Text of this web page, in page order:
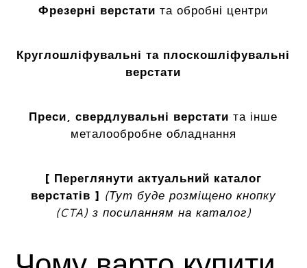
Фрезерні верстати та обробні центри
Круглошліфувальні та плоскошліфувальні
верстати
Преси, свердлувальні верстати та інше
металообробне обладнання
[ Переглянути актуальний каталог
верстатів ] (Тут буде розміщено кнопку
(CTA) з посиланням на каталог)